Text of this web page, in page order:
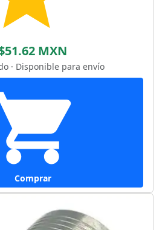
MXN
· Disponible para envío
Comprar